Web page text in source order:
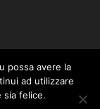
Privacy Policy
website you are
possa avere la
ad utilizzare
sia felice.